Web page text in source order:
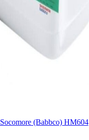
Socomore (Babbco) HM604